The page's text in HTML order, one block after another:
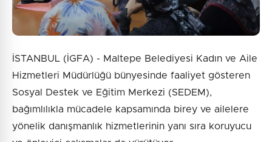
İSTANBUL (İGFA) - Maltepe Belediyesi Kadın ve Aile
Hizmetleri Müdürlüğü bünyesinde faaliyet gösteren
Sosyal Destek ve Eğitim Merkezi (SEDEM),
bağımlılıkla mücadele kapsamında birey ve ailelere
yönelik danışmanlık hizmetlerinin yanı sıra koruyucu